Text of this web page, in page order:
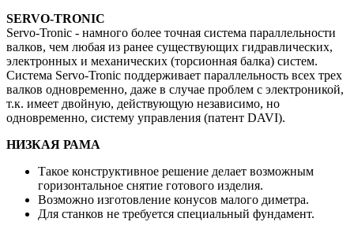
SERVO-TRONIC
Servo-Tronic - намного более точная система параллельности
валков, чем любая из ранее существующих гидравлических,
электронных и механических (торсионная балка) систем.
Система Servo-Tronic поддерживает параллельность всех трех
валков одновременно, даже в случае проблем с электроникой,
т.к. имеет двойную, действующую независимо, но
одновременно, систему управления (патент DAVI).
НИЗКАЯ РАМА
Такое конструктивное решение делает возможным
горизонтальное снятие готового изделия.
Возможно изготовление конусов малого диметра.
Для станков не требуется специальный фундамент.